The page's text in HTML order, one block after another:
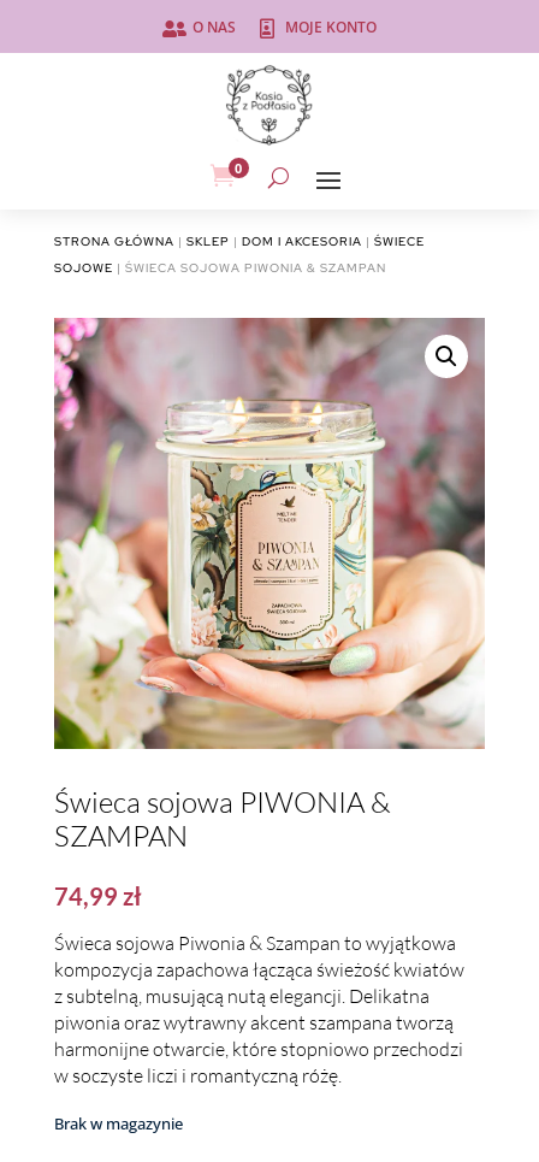
 O NAS  MOJE KONTO
0
STRONA GŁÓWNA | SKLEP | DOM I AKCESORIA | ŚWIECE
SOJOWE | ŚWIECA SOJOWA PIWONIA & SZAMPAN
Świeca sojowa PIWONIA &
SZAMPAN
74,99 zł
Świeca sojowa Piwonia & Szampan to wyjątkowa
kompozycja zapachowa łącząca świeżość kwiatów
z subtelną, musującą nutą elegancji. Delikatna
piwonia oraz wytrawny akcent szampana tworzą
harmonijne otwarcie, które stopniowo przechodzi
w soczyste liczi i romantyczną różę.
Brak w magazynie